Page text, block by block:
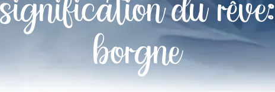
signification du rêve:
borgne